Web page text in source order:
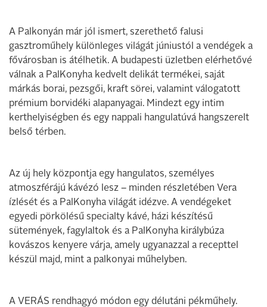
A Palkonyán már jól ismert, szerethető falusi
gasztroműhely különleges világát júniustól a vendégek a
fővárosban is átélhetik. A budapesti üzletben elérhetővé
válnak a PalKonyha kedvelt delikát termékei, saját
márkás borai, pezsgői, kraft sörei, valamint válogatott
prémium borvidéki alapanyagai. Mindezt egy intim
kerthelyiségben és egy nappali hangulatúvá hangszerelt
belső térben.
Az új hely központja egy hangulatos, személyes
atmoszférájú kávézó lesz – minden részletében Vera
ízlését és a PalKonyha világát idézve. A vendégeket
egyedi pörkölésű specialty kávé, házi készítésű
sütemények, fagylaltok és a PalKonyha királybúza
kovászos kenyere várja, amely ugyanazzal a recepttel
készül majd, mint a palkonyai műhelyben.
A VERÁS rendhagyó módon egy délutáni pékműhely.